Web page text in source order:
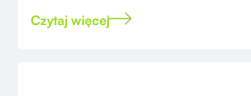
Czytaj więcej